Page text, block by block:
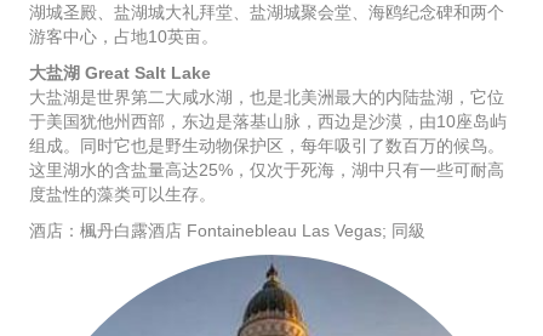
湖城圣殿、盐湖城大礼拜堂、盐湖城聚会堂、海鸥纪念碑和两个
游客中心，占地10英亩。
大盐湖 Great Salt Lake
大盐湖是世界第二大咸水湖，也是北美洲最大的内陆盐湖，它位
于美国犹他州西部，东边是落基山脉，西边是沙漠，由10座岛屿
组成。同时它也是野生动物保护区，每年吸引了数百万的候鸟。
这里湖水的含盐量高达25%，仅次于死海，湖中只有一些可耐高
度盐性的藻类可以生存。
酒店：楓丹白露酒店 Fontainebleau Las Vegas; 同級